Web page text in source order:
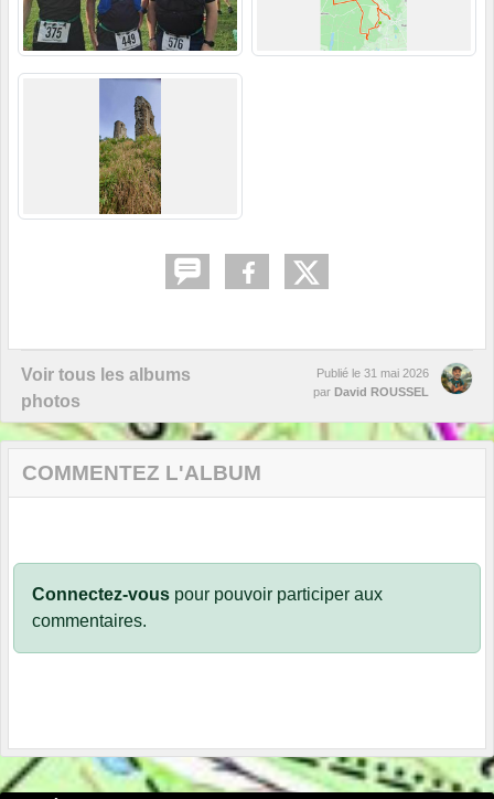
Voir tous les albums
photos
Publié le 31 mai 2026
par David ROUSSEL
COMMENTEZ L'ALBUM
Connectez-vous pour pouvoir participer aux
commentaires.